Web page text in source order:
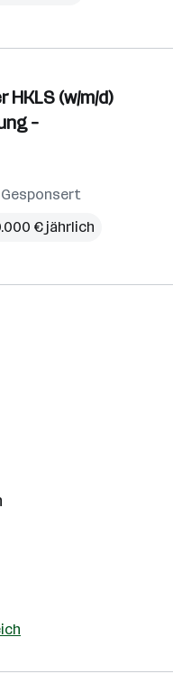
(w/m/d)
–
Gesponsert
€ jährlich